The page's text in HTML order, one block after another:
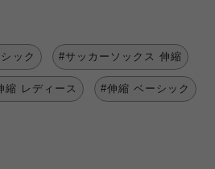
ック #サッカーソックス 伸縮
縮 レディース #伸縮 ベーシック